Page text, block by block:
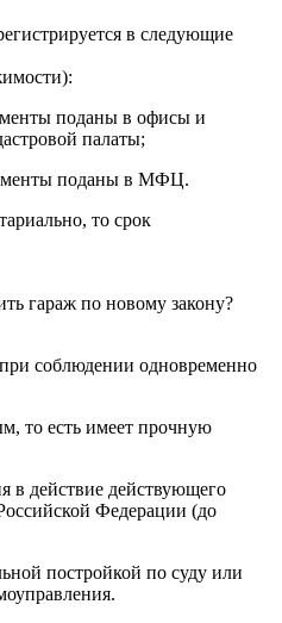
в следующие
поданы в офисы и
палаты;
поданы в МФЦ.
то срок
гараж по новому закону?
соблюдении одновременно
то есть имеет прочную
в действие действующего
Федерации (до
постройкой по суду или